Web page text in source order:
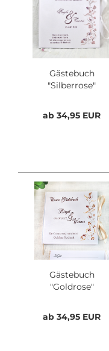
Gästebuch
"Silberrose"
ab 34,95 EUR
Gästebuch
"Goldrose"
ab 34,95 EUR